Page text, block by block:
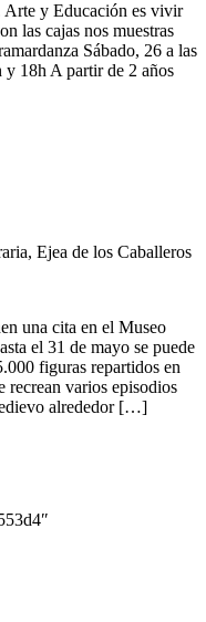
y Educación es vivir
las cajas nos muestras
Sábado, 26 a las
18h A partir de 2 años
Ejea de los Caballeros
una cita en el Museo
el 31 de mayo se puede
figuras repartidos en
recrean varios episodios
alrededor […]